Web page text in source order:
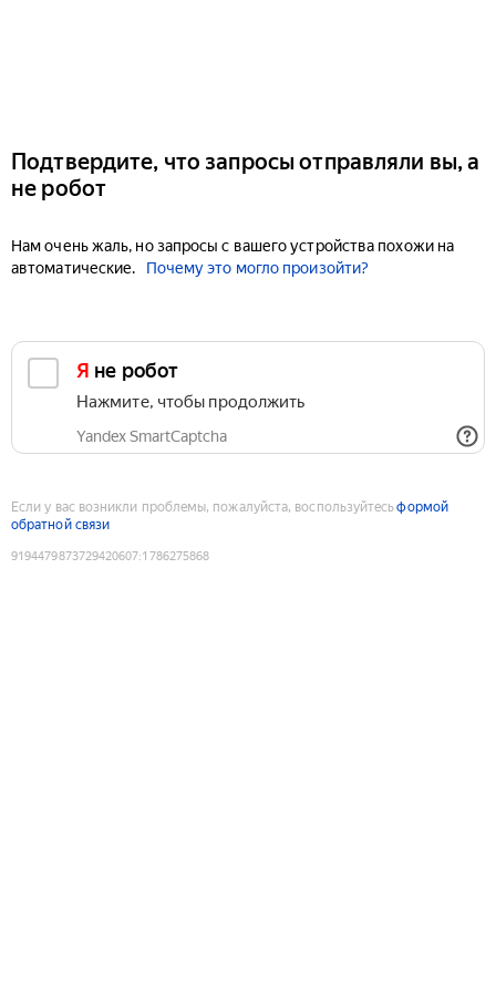
Подтвердите, что запросы отправляли вы, а
не робот
Нам очень жаль, но запросы с вашего устройства похожи на
автоматические.
Почему это могло произойти?
Я не робот
Нажмите, чтобы продолжить
Yandex SmartCaptcha
Если у вас возникли проблемы, пожалуйста, воспользуйтесьформой
обратной связи
9194479873729420607:1786275868